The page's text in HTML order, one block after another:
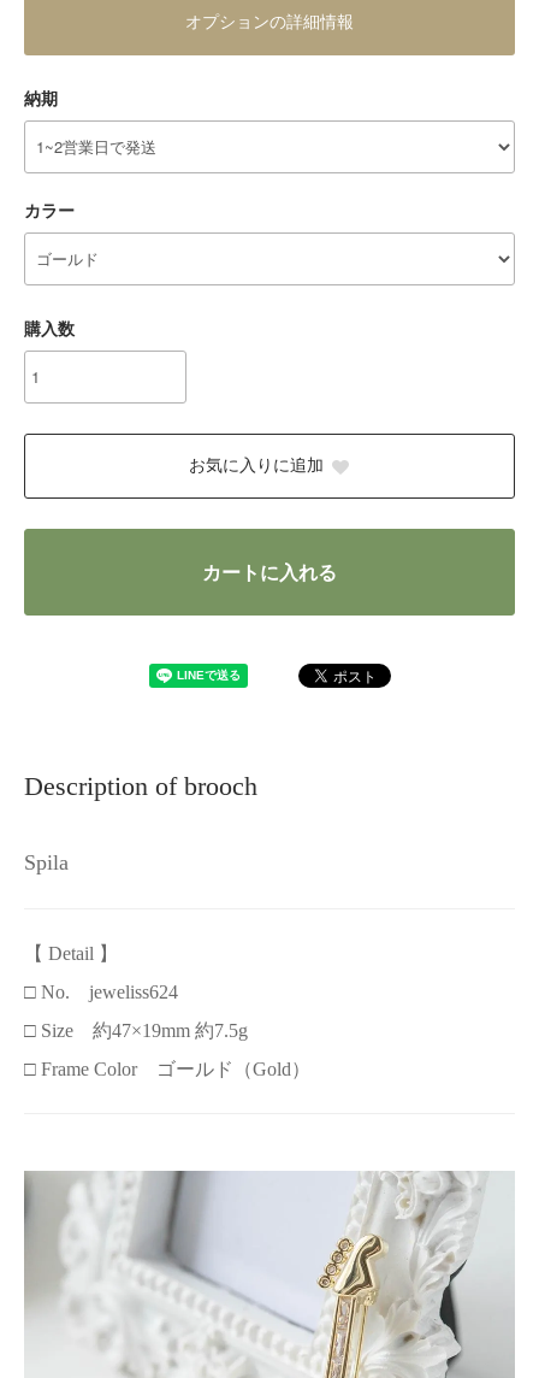
オプションの詳細情報
納期
カラー
購入数
お気に入りに追加
カートに入れる
Description of brooch
Spila
【 Detail 】
□ No. jeweliss624
□ Size 約47×19mm 約7.5g
□ Frame Color ゴールド（Gold）